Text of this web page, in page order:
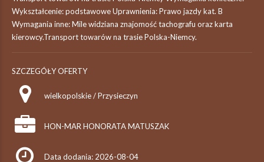
Wykształcenie: podstawowe Uprawnienia: Prawo jazdy kat. B
Wymagania inne: Mile widziana znajomość tachografu oraz karta
kierowcy.Transport towarów na trasie Polska-Niemcy.
SZCZEGÓŁY OFERTY
wielkopolskie / Przysieczyn
HON-MAR HONORATA MATUSZAK
Data dodania: 2026-08-04